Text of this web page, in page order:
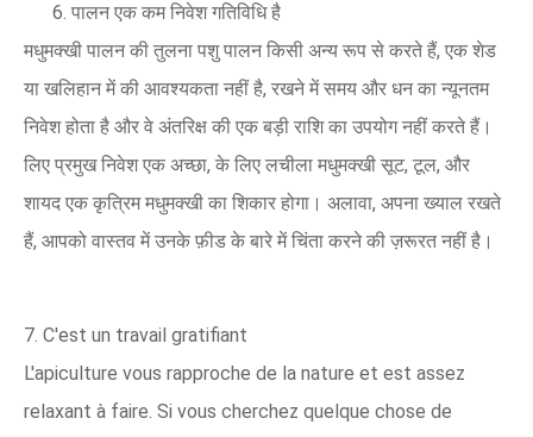
6. पालन एक कम निवेश गतिविधि है
मधुमक्खी पालन की तुलना पशु पालन किसी अन्य रूप से करते हैं, एक शेड
या खलिहान में की आवश्यकता नहीं है, रखने में समय और धन का न्यूनतम
निवेश होता है और वे अंतरिक्ष की एक बड़ी राशि का उपयोग नहीं करते हैं।
लिए प्रमुख निवेश एक अच्छा, के लिए लचीला मधुमक्खी सूट, टूल, और
शायद एक कृत्रिम मधुमक्खी का शिकार होगा। अलावा, अपना ख्याल रखते
हैं, आपको वास्तव में उनके फ़ीड के बारे में चिंता करने की ज़रूरत नहीं है।
7. C'est un travail gratifiant
L'apiculture vous rapproche de la nature et est assez
relaxant à faire. Si vous cherchez quelque chose de